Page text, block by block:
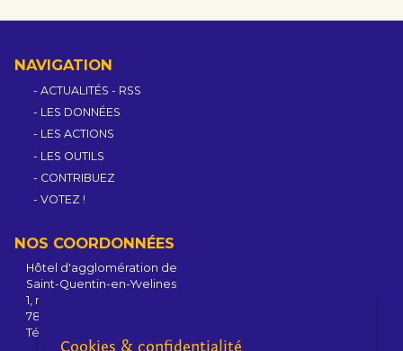
NAVIGATION
ACTUALITÉS - RSS
LES DONNÉES
LES ACTIONS
LES OUTILS
CONTRIBUEZ
VOTEZ !
NOS COORDONNÉES
Hôtel d'agglomération de
Saint-Quentin-en-Yvelines
1, rue Eugène-Hénaff - BP 10118
78192 Trappes Cedex - France
Tél : +33 1 39 44 80 80
Cookies & confidentialité